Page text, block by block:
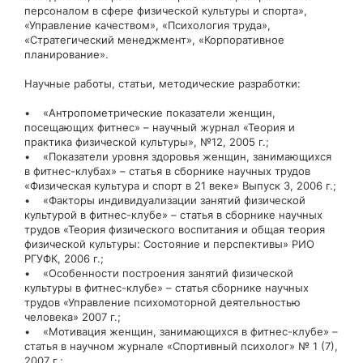
персоналом в сфере физической культуры и спорта»,
«Управление качеством», «Психология труда»,
«Стратегический менеджмент», «Корпоративное
планирование».
Научные работы, статьи, методические разработки:
• «Антропометрические показатели женщин,
посещающих фитнес» – научный журнал «Теория и
практика физической культуры», №12, 2005 г.;
• «Показатели уровня здоровья женщин, занимающихся
в фитнес-клубах» – статья в сборнике научных трудов
«Физическая культура и спорт в 21 веке» Выпуск 3, 2006 г.;
• «Факторы индивидуализации занятий физической
культурой в фитнес-клубе» – статья в сборнике научных
трудов «Теория физического воспитания и общая теория
физической культуры: Состояние и перспективы» РИО
РГУФК, 2006 г.;
• «Особенности построения занятий физической
культуры в фитнес-клубе» – статья сборнике научных
трудов «Управление психомоторной деятельностью
человека» 2007 г.;
• «Мотивация женщин, занимающихся в фитнес-клубе» –
статья в научном журнале «Спортивный психолог» № 1 (7),